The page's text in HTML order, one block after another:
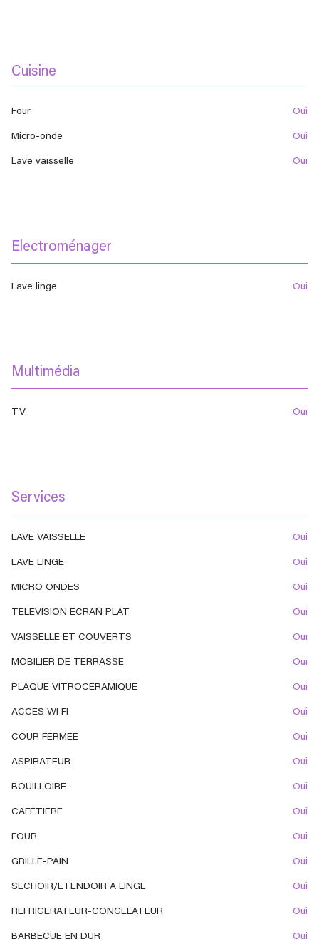
Cuisine
Four oui
Micro-onde oui
Lave vaisselle oui
Electroménager
Lave linge oui
Multimédia
TV oui
Services
LAVE VAISSELLE oui
LAVE LINGE oui
MICRO ONDES oui
TELEVISION ECRAN PLAT oui
VAISSELLE ET COUVERTS oui
MOBILIER DE TERRASSE oui
PLAQUE VITROCERAMIQUE oui
ACCES WI FI oui
COUR FERMEE oui
ASPIRATEUR oui
BOUILLOIRE oui
CAFETIERE oui
FOUR oui
GRILLE-PAIN oui
SECHOIR/ETENDOIR A LINGE oui
REFRIGERATEUR-CONGELATEUR oui
BARBECUE EN DUR oui